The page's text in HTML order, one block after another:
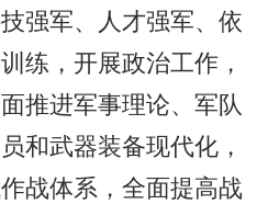
强军、人才强军、依
练，开展政治工作，
推进军事理论、军队
和武器装备现代化，
战体系，全面提高战